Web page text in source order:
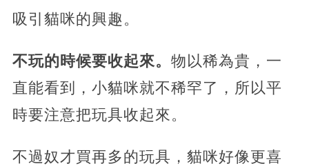
吸引貓咪的興趣。
不玩的時候要收起來。 物以稀為貴，一
直能看到，小貓咪就不稀罕了，所以平
時要注意把玩具收起來。
不過奴才買再多的玩具，貓咪好像更喜